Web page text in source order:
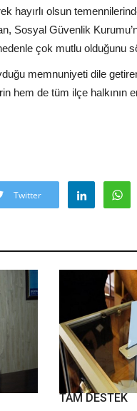
hayırlı olsun
Sosyal Güvenlik
çok mutlu olduğunu
memnuniyeti dile
hem de tüm ilçe
Twitter
SON
TAM DESTEK